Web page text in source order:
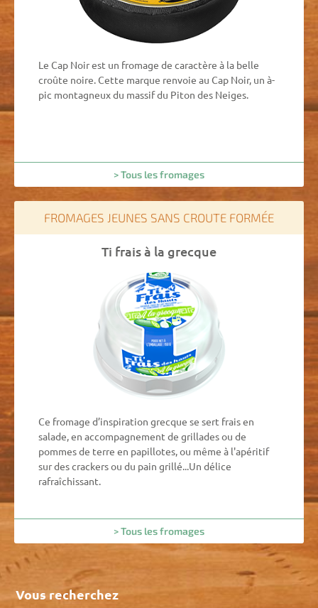
Le Cap Noir est un fromage de caractère à la belle
croûte noire. Cette marque renvoie au Cap Noir, un à-
pic montagneux du massif du Piton des Neiges.
> Tous les fromages
FROMAGES JEUNES SANS CROUTE FORMÉE
Ti frais à la grecque
Ce fromage d’inspiration grecque se sert frais en
salade, en accompagnement de grillades ou de
pommes de terre en papillotes, ou même à l'apéritif
sur des crackers ou du pain grillé...Un délice
rafraîchissant.
> Tous les fromages
Vous recherchez